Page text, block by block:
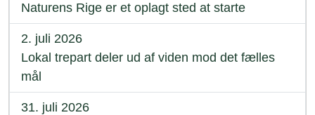
Naturens Rige er et oplagt sted at starte
2. juli 2026
Lokal trepart deler ud af viden mod det fælles
mål
31. juli 2026